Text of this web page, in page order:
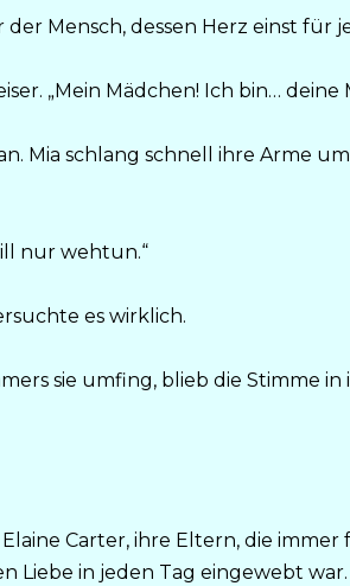
Mensch, dessen Herz einst für
„Mein Mädchen! Ich bin… deine
Mia schlang schnell ihre Arme
nur wehtun.“
es wirklich.
sie umfing, blieb die Stimme in
Carter, ihre Eltern, die immer
Liebe in jeden Tag eingewebt